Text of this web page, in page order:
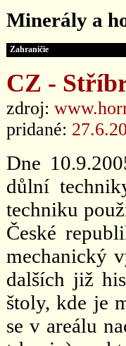
Minerály a
Zahraničie
CZ -
zdroj:
pridané:
Dne
důlní
techniku
České
mechanický
dalších již
štoly, kde je
se v areálu